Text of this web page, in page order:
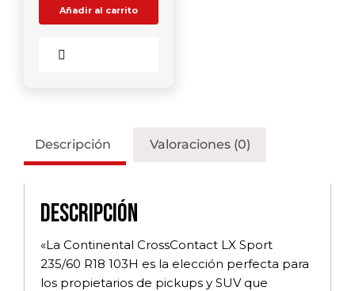
Añadir al carrito
Descripción Valoraciones (0)
Descripción
«La Continental CrossContact LX Sport
235/60 R18 103H es la elección perfecta para
los propietarios de pickups y SUV que